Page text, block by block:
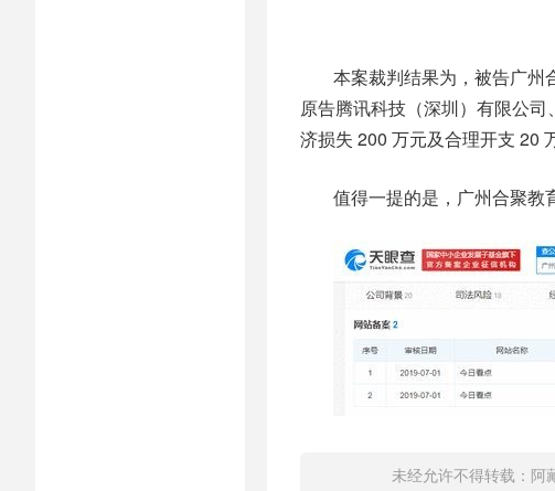
本案裁判结果为，被告广州
原告腾讯科技（深圳）有限公
济损失 200 万元及合理开支 20
值得一提的是，广州合聚教
未经允许不得转载： 阿